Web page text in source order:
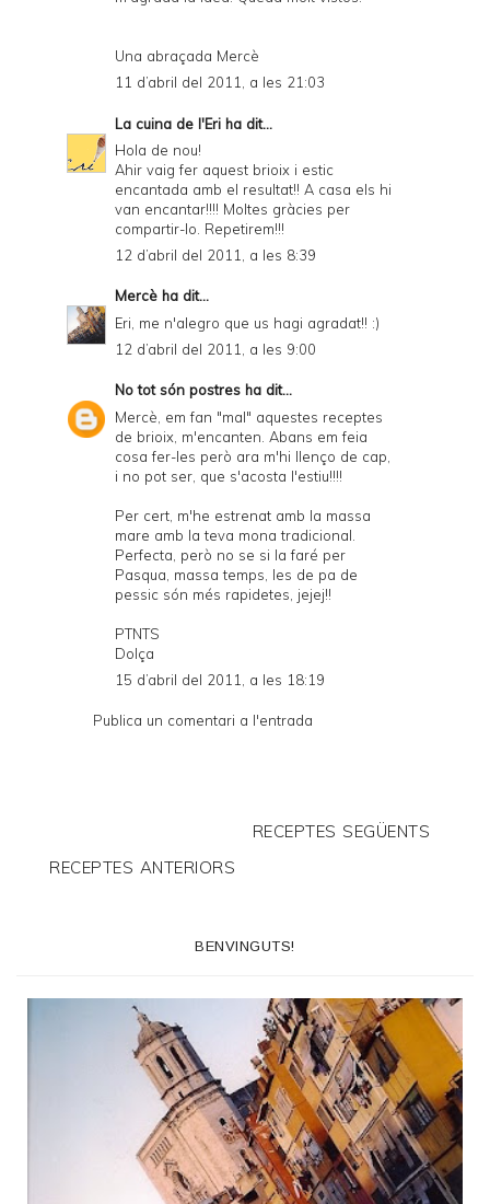
Una abraçada Mercè
11 d’abril del 2011, a les 21:03
La cuina de l'Eri ha dit...
Hola de nou!
Ahir vaig fer aquest brioix i estic
encantada amb el resultat!! A casa els hi
van encantar!!!! Moltes gràcies per
compartir-lo. Repetirem!!!
12 d’abril del 2011, a les 8:39
Mercè ha dit...
Eri, me n'alegro que us hagi agradat!! :)
12 d’abril del 2011, a les 9:00
No tot són postres ha dit...
Mercè, em fan "mal" aquestes receptes
de brioix, m'encanten. Abans em feia
cosa fer-les però ara m'hi llenço de cap,
i no pot ser, que s'acosta l'estiu!!!!
Per cert, m'he estrenat amb la massa
mare amb la teva mona tradicional.
Perfecta, però no se si la faré per
Pasqua, massa temps, les de pa de
pessic són més rapidetes, jejej!!
PTNTS
Dolça
15 d’abril del 2011, a les 18:19
Publica un comentari a l'entrada
RECEPTES SEGÜENTS
RECEPTES ANTERIORS
BENVINGUTS!